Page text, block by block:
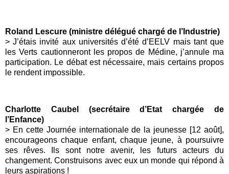
Roland Lescure (ministre délégué chargé de l’Industrie)
>J’étais invité aux universités d’été d’EELV mais tant que
les Verts cautionneront les propos de Médine, j’annule ma
participation. Le débat est nécessaire, mais certains propos
le rendent impossible.
Charlotte Caubel (secrétaire d’Etat chargée de
l’Enfance)
> En cette Journée internationale de la jeunesse [12 août],
encourageons chaque enfant, chaque jeune, à poursuivre
ses rêves. Ils sont notre avenir, les futurs acteurs du
changement. Construisons avec eux un monde qui répond à
leurs aspirations !